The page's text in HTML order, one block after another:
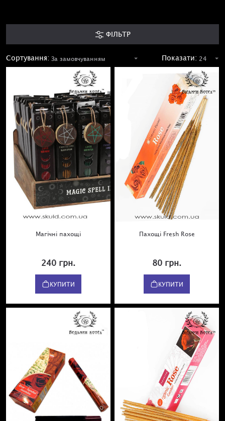
ФІЛЬТР
Сортування: Показати:
Магічні пахощі
240 грн.
КУПИТИ
Пахощі Fresh Rose
80 грн.
КУПИТИ